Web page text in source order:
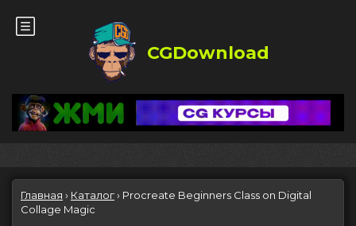
CGDownload
Главная › Каталог› Procreate Beginners Class on Digital
Collage Magic